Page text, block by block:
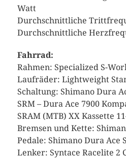
Watt
Durchschnittliche
Durchschnittliche
Fahrrad:
Rahmen: Specialized S-
Laufräder: Lightweight
Schaltung: Shimano Dura
SRM – Dura Ace 7900
SRAM (MTB) XX Kassette
Bremsen und Kette:
Pedale: Shimano Dura Ace
Lenker: Syntace Racelite 2